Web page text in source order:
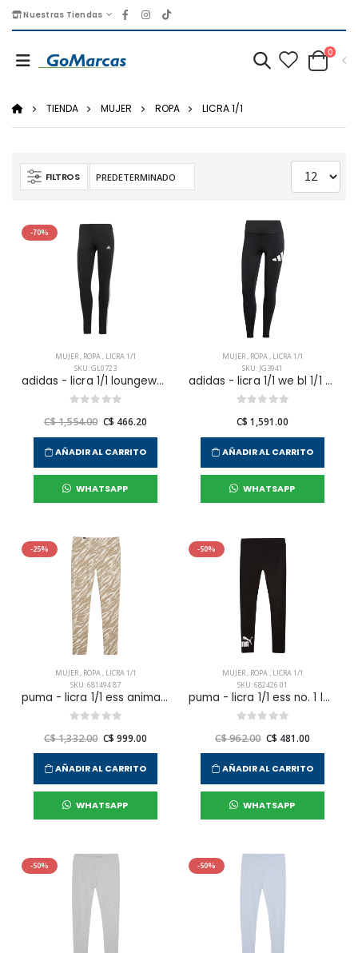
Nuestras Tiendas
0
TIENDA MUJER ROPA LICRA 1/1
FILTROS
-70%
MUJER, ROPA, LICRA 1/1
SKU: GL0723
adidas - licra 1/1 loungewear para mujer
C$ 1,554.00 C$ 466.20
AÑADIR AL CARRITO
WHATSAPP
MUJER, ROPA, LICRA 1/1
SKU: JG3941
adidas - licra 1/1 we bl 1/1 para mujer
C$ 1,591.00
AÑADIR AL CARRITO
WHATSAPP
-25%
MUJER, ROPA, LICRA 1/1
SKU: 681494 87
puma - licra 1/1 ess animal aop leggings para mujer
C$ 1,332.00 C$ 999.00
AÑADIR AL CARRITO
WHATSAPP
-50%
MUJER, ROPA, LICRA 1/1
SKU: 682426 01
puma - licra 1/1 ess no. 1 logo leggings wmn
C$ 962.00 C$ 481.00
AÑADIR AL CARRITO
WHATSAPP
-50% -50%